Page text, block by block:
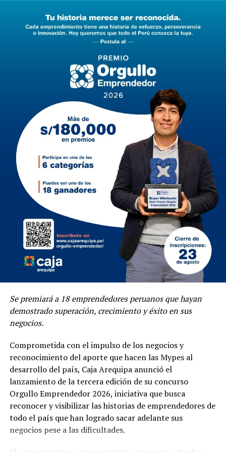
SIGUIENTE POST
Conoce los cortes de luz en algunos distritos de Trujillo
Colegio Médico realizará charlas a nivel regional
buscando difundir prácticas preventivas en salud
Se premiará a 18 emprendedores peruanos que hayan
demostrado superación, crecimiento y éxito en sus
negocios.
Comprometida con el impulso de los negocios y
reconocimiento del aporte que hacen las Mypes al
desarrollo del país, Caja Arequipa anunció el
lanzamiento de la tercera edición de su concurso
Orgullo Emprendedor 2026, iniciativa que busca
reconocer y visibilizar las historias de emprendedores de
todo el país que han logrado sacar adelante sus
negocios pese a las dificultades.